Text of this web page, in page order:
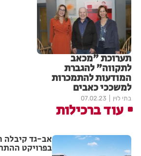
תערוכת "מכאב
לתקווה" להגברת
המודעות להתמכרות
למשככי כאבים
בתי לוין 07.02.23
עוד ברכילות
אב-גד קיבלה
בפרויקט